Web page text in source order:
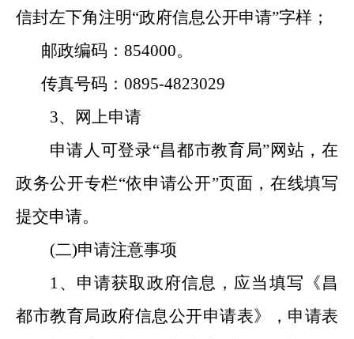
信封左下角注明“政府信息公开申请”字样；
邮政编码： 854000。
传真号码： 0895-4823029
3、网上申请
申请人可登录“昌都市教育局”网站，在
政务公开专栏“依申请公开”页面，在线填写
提交申请。
(二)申请注意事项
1、申请获取政府信息，应当填写《昌
都市教育局政府信息公开申请表》，申请表